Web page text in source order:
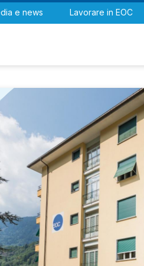
e news Lavorare in EOC
Urologia